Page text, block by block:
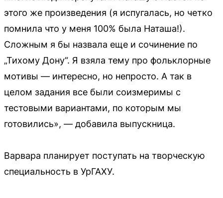
этого же произведения (я испугалась, но четко
помнила что у меня 100% была Наташа!).
Сложным я бы назвала еще и сочинение по
„Тихому Дону“. Я взяла тему про фольклорные
мотивы — интересно, но непросто. А так в
целом задания все были соизмеримы с
тестовыми вариантами, по которым мы
готовились», — добавила выпускница.
Варвара планирует поступать на творческую
специальность в УрГАХУ.